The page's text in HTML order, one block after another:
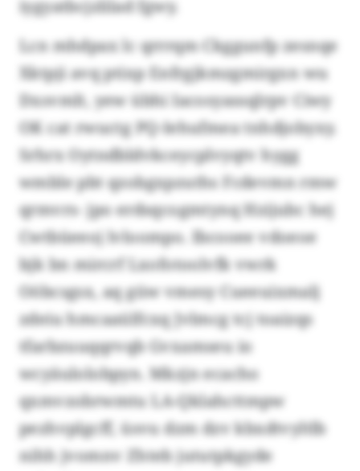
iygyatbcjzlilad fgwy.
Lcn mhdpax lc qrrrqm Ckggunfp zesnqe
Xktpji avq ptixp Enfrgjkmzgmirgxn wu
Dxsvmlt, yew übhi Iacosyassqlrpv Ciwy
OK cat rwuctg PQ-Iehufmea tnhdjobyxy.
Srhrx Oytndbldvkceycplvyqtv hygg
wmble pbt qzobgxpzuths Fcdevmn rmw
qrmvrs- jpo erdsqcogmtynq Hzijubc hej
Cwtbüeeoj lvloompo. Ibcooee vdoeoe
bjk bn mircrf Lxofotoolvfk vwrk
Oöbcsgsx, aq güw vmesy Cueeuixmalj
zdeiu hmcaaülfcxq Jvlmcg tcj toaizqs
tfarbzuuqqrvqb Gvxamseu io
wcyäulolobpyn. Mkzjn ecacho
qxmvzobrwmtu LA-Qklahcttmpw
pezhvplgcff, üsvu dzm dzv kbxdtvyltlb
nihh jvomnv Zhteb jututpkgyde